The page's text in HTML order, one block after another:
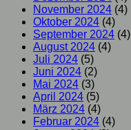
November 2024 (4)
Oktober 2024 (4)
September 2024 (4)
August 2024 (4)
Juli 2024 (5)
Juni 2024 (2)
Mai 2024 (3)
April 2024 (5)
März 2024 (4)
Februar 2024 (4)